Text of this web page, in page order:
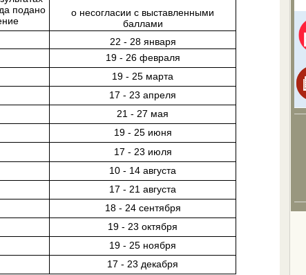
подано
о несогласии с выставленными
баллами
22 - 28 января
19 - 26 февраля
19 - 25 марта
17 - 23 апреля
21 - 27 мая
19 - 25 июня
17 - 23 июля
10 - 14 августа
17 - 21 августа
18 - 24 сентября
19 - 23 октября
19 - 25 ноября
17 - 23 декабря